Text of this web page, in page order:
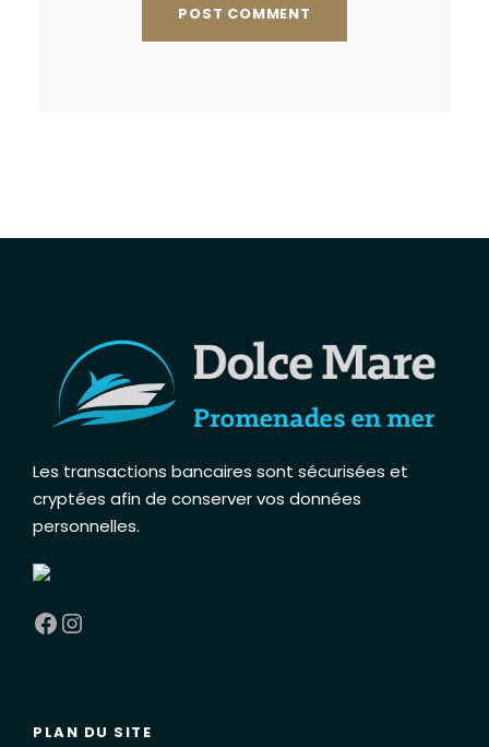
Les transactions bancaires sont sécurisées et
cryptées afin de conserver vos données
personnelles.
Facebook Instagram
PLAN DU SITE